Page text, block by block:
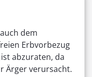
dem
Erbvorbezug
abzuraten, da
Ärger verursacht.